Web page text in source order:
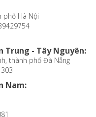
phố Hà Nội
Trung - Tây Nguyên:
thành phố Đà Nẵng
Nam: